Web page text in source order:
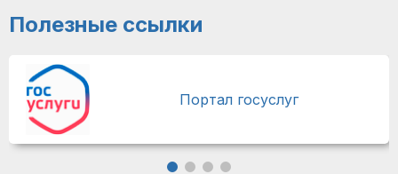
Полезные ссылки
Портал госуслуг